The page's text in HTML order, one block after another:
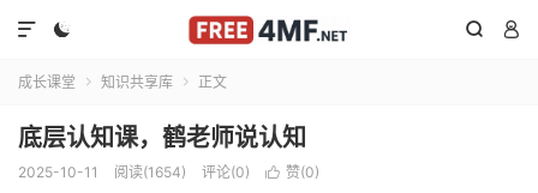
  

成长课堂  知识共享库  正文
底层认知课，鹤老师说认知
2025-10-11 阅读(1654) 评论(0)  赞(0)